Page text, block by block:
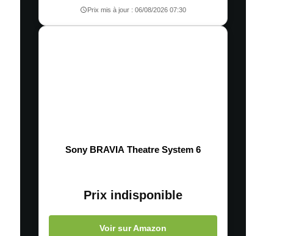
Prix mis à jour : 06/08/2026 07:30
Sony BRAVIA Theatre System 6
Prix indisponible
Voir sur Amazon